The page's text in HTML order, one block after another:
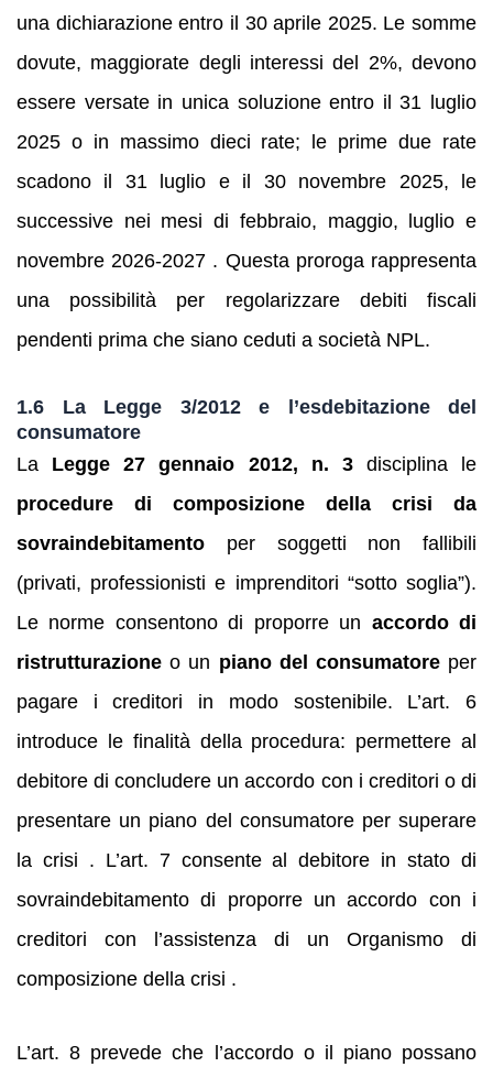
una dichiarazione entro il 30 aprile 2025. Le somme
dovute, maggiorate degli interessi del 2%, devono
essere versate in unica soluzione entro il 31 luglio
2025 o in massimo dieci rate; le prime due rate
scadono il 31 luglio e il 30 novembre 2025, le
successive nei mesi di febbraio, maggio, luglio e
novembre 2026‑2027 . Questa proroga rappresenta
una possibilità per regolarizzare debiti fiscali
pendenti prima che siano ceduti a società NPL.
1.6 La Legge 3/2012 e l’esdebitazione del
consumatore
La Legge 27 gennaio 2012, n. 3disciplina le
procedure di composizione della crisi da
sovraindebitamento per soggetti non fallibili
(privati, professionisti e imprenditori “sotto soglia”).
Le norme consentono di proporre un accordo di
ristrutturazione o un piano del consumatoreper
pagare i creditori in modo sostenibile. L’art. 6
introduce le finalità della procedura: permettere al
debitore di concludere un accordo con i creditori o di
presentare un piano del consumatore per superare
la crisi . L’art. 7 consente al debitore in stato di
sovraindebitamento di proporre un accordo con i
creditori con l’assistenza di un Organismo di
composizione della crisi .
L’art. 8 prevede che l’accordo o il piano possano